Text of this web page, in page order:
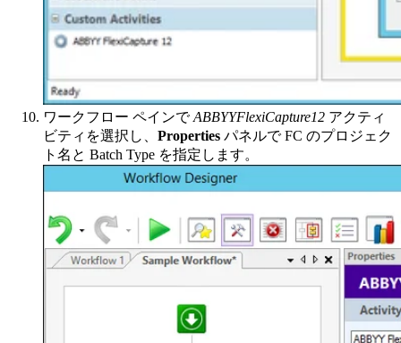
ワークフロー ペインでABBYYFlexiCapture12 アクティ
ビティを選択し、 Properties パネルで FC のプロジェク
ト名と Batch Type を指定します。